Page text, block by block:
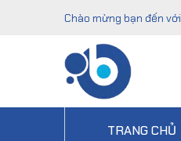
Chào mừng bạn đến với
TRANG CHỦ